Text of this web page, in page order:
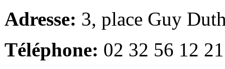
Adresse: 3, place Guy
Téléphone: 02 32 56 12 21